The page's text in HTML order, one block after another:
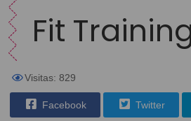
Fit
Visitas: 829
Facebook Twitter